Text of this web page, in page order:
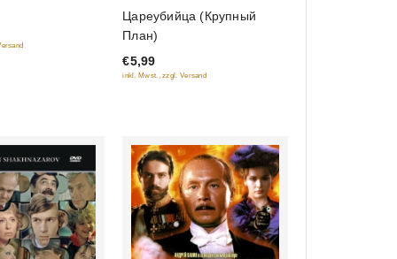
out
of
5
Цареубийца (Крупный
План)
€5,99
inkl. Mwst., zzgl. Versand